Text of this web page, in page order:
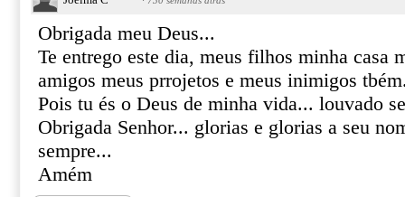
Obrigada meu Deus...
Te entrego este dia, meus filhos minha casa
amigos meus prrojetos e meus inimigos
Pois tu és o Deus de minha vida... louvado
Obrigada Senhor... glorias e glorias a seu
sempre...
Amém